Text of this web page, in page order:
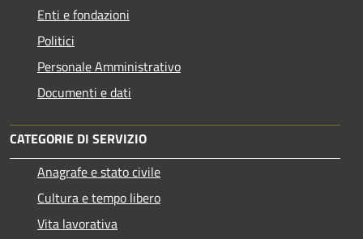
Enti e fondazioni
Politici
Personale Amministrativo
Documenti e dati
CATEGORIE DI SERVIZIO
Anagrafe e stato civile
Cultura e tempo libero
Vita lavorativa